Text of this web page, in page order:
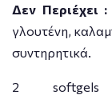
Δεν Περιέχει :
γλουτένη,
συντηρητικά.
2 softgels